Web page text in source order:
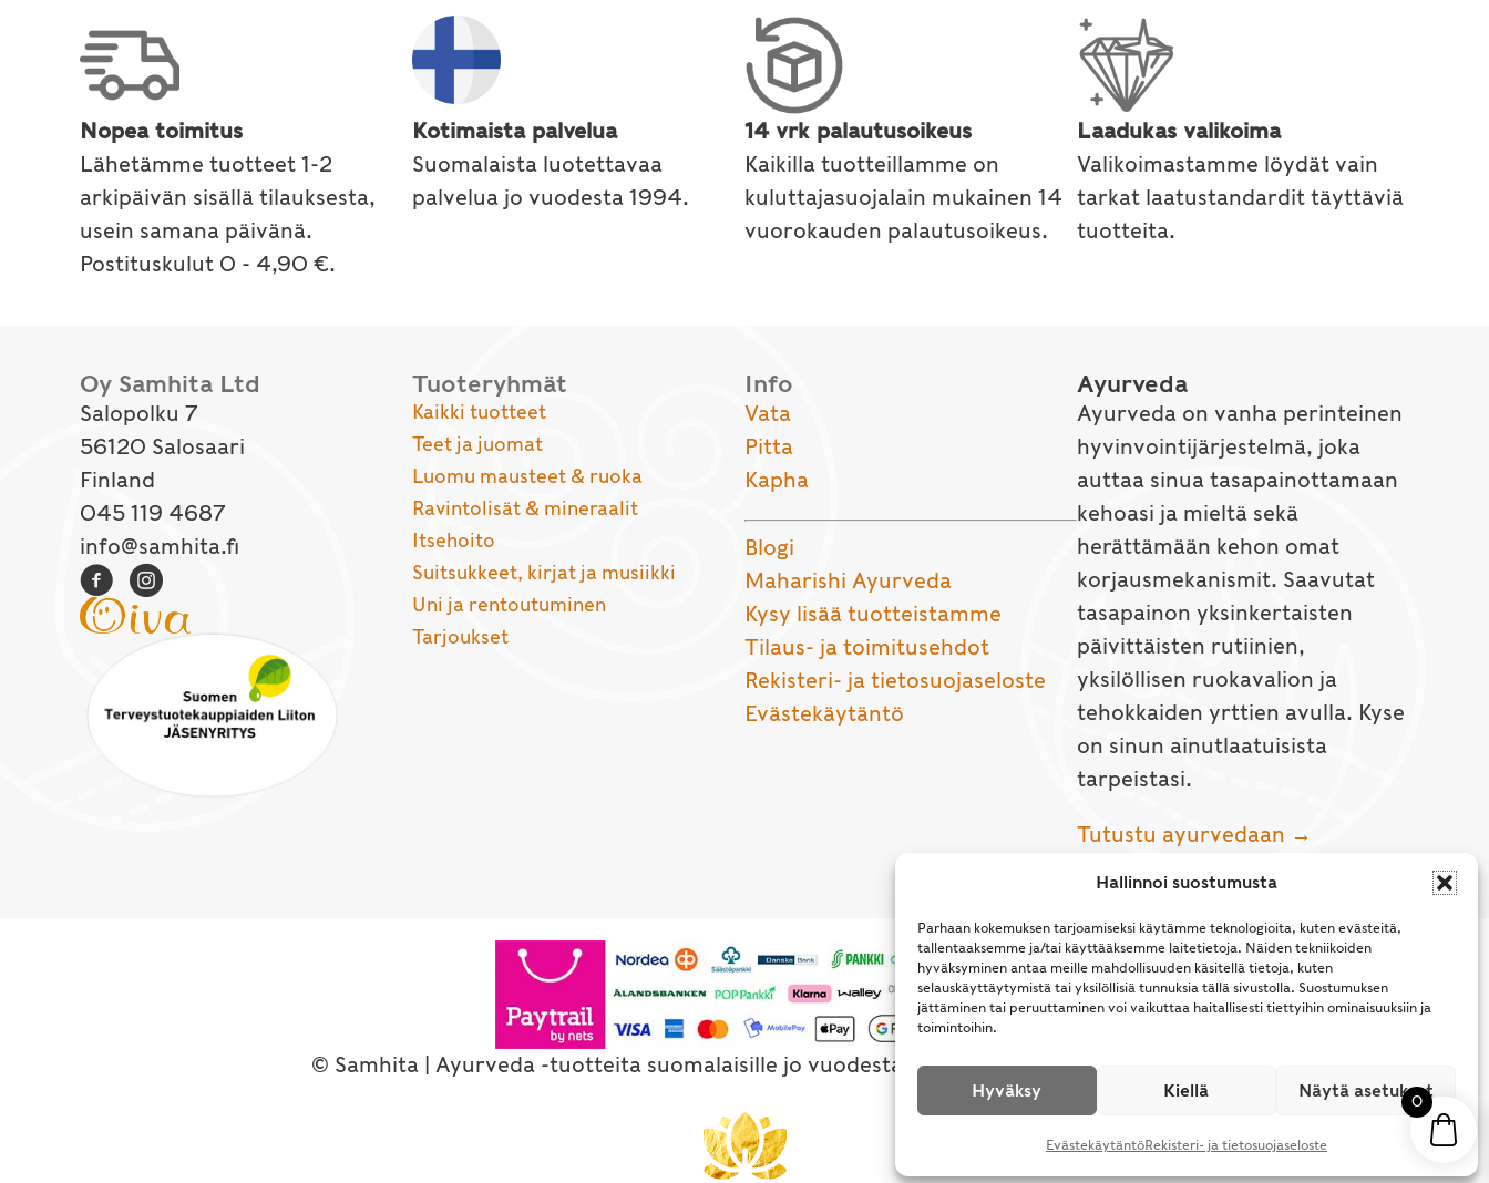
Hallinnoi suostumusta
Parhaan kokemuksen tarjoamiseksi käytämme teknologioita, kuten evästeitä,
tallentaaksemme ja/tai käyttääksemme laitetietoja. Näiden tekniikoiden
hyväksyminen antaa meille mahdollisuuden käsitellä tietoja, kuten
selauskäyttäytymistä tai yksilöllisiä tunnuksia tällä sivustolla. Suostumuksen
jättäminen tai peruuttaminen voi vaikuttaa haitallisesti tiettyihin ominaisuuksiin ja
toimintoihin.
Hyväksy Kiellä Näytä asetukset
EvästekäytäntöRekisteri- ja tietosuojaseloste
Nopea toimitus
Lähetämme tuotteet 1-2
arkipäivän sisällä tilauksesta,
usein samana päivänä.
Postituskulut 0 - 4,90 €.
Kotimaista palvelua
Suomalaista luotettavaa
palvelua jo vuodesta 1994.
14 vrk palautusoikeus
Kaikilla tuotteillamme on
kuluttajasuojalain mukainen 14
vuorokauden palautusoikeus.
Laadukas valikoima
Valikoimastamme löydät vain
tarkat laatustandardit täyttäviä
tuotteita.
Oy Samhita Ltd
Salopolku 7
56120 Salosaari
Finland
045 119 4687
info@samhita.fi
Tuoteryhmät
Kaikki tuotteet
Teet ja juomat
Luomu mausteet & ruoka
Ravintolisät & mineraalit
Itsehoito
Suitsukkeet, kirjat ja musiikki
Uni ja rentoutuminen
Tarjoukset
Info
Vata
Pitta
Kapha
Blogi
Maharishi Ayurveda
Kysy lisää tuotteistamme
Tilaus- ja toimitusehdot
Rekisteri- ja tietosuojaseloste
Evästekäytäntö
Ayurveda
Ayurveda on vanha perinteinen
hyvinvointijärjestelmä, joka
auttaa sinua tasapainottamaan
kehoasi ja mieltä sekä
herättämään kehon omat
korjausmekanismit. Saavutat
tasapainon yksinkertaisten
päivittäisten rutiinien,
yksilöllisen ruokavalion ja
tehokkaiden yrttien avulla. Kyse
on sinun ainutlaatuisista
tarpeistasi.
Tutustu ayurvedaan →
© Samhita | Ayurveda -tuotteita suomalaisille jo vuodesta 1994. All Rights Reserved.
0